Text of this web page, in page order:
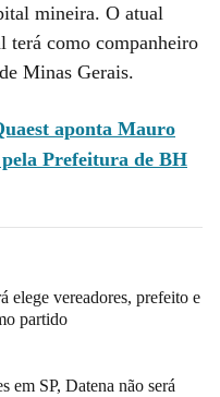
mineira. O atual
terá como companheiro
Minas Gerais.
aponta Mauro
Prefeitura de BH
elege vereadores, prefeito e
partido
em SP, Datena não será